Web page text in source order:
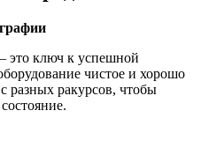
ключ к успешной
чистое и хорошо
разных ракурсов, чтобы